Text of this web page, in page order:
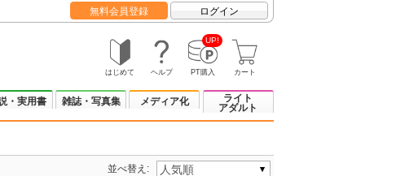
無料会員登録 ログイン
はじめて ヘルプ
UP!
PT購入 カート
・実用書 雑誌・写真集 メディア化
ライト
アダルト
並べ替え: